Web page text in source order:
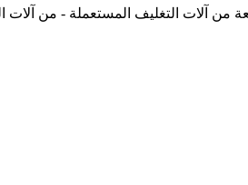
من آلات التغليف المستعملة - من آلات